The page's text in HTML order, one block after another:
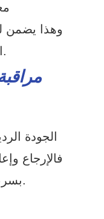
وهذا يضمن
القطعة بعد أشهر أو سنوات بثقة.
الجودة
فالإرجاع
بسرعة أي وفورات أولية في التكلفة.